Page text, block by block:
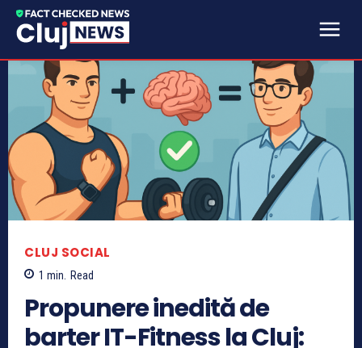
CLUJ SOCIAL
1 min. Read
Propunere inedită de
barter IT-Fitness la Cluj: